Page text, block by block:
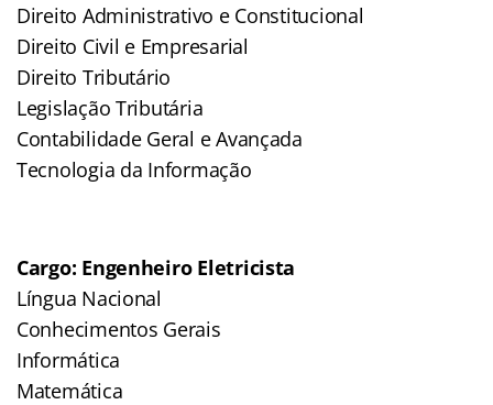
Direito Administrativo e Constitucional
Direito Civil e Empresarial
Direito Tributário
Legislação Tributária
Contabilidade Geral e Avançada
Tecnologia da Informação
Cargo: Engenheiro Eletricista
Língua Nacional
Conhecimentos Gerais
Informática
Matemática